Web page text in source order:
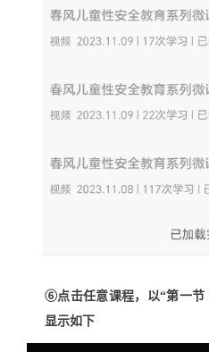
⑥点击任意课程，以“第一节
显示如下